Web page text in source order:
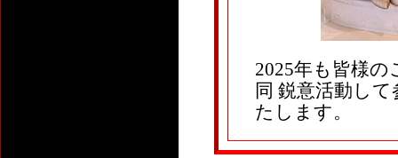
2025年も皆様
同 鋭意活動し
たします。